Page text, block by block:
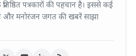
पत्रकारों की पहचान है। इससे कई
और मनोरंजन जगत की खबरें साझा